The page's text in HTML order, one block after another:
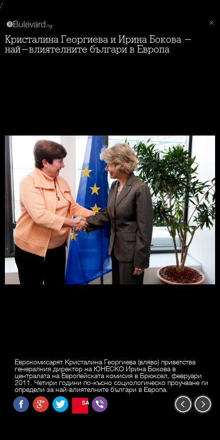
/
Кристалина Георгиева и Ирина Бокова -
най-влиятелните българи в Европа
Еврокомисарят Кристалина Георгиева (вляво) приветства
генералния директор на ЮНЕСКО Ирина Бокова в
централата на Европейската комисия в Брюксел, февруари
2011. Четири години по-късно социологическо проучване ги
определи за най-влиятелните българи в Европа.
SAVE